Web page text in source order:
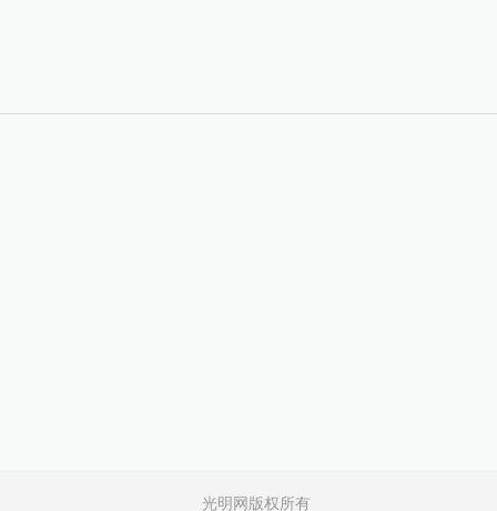
光明网版权所有